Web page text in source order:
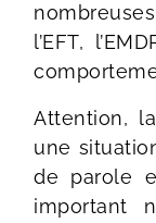
l’EFT,
Attention,
une
de parole
important